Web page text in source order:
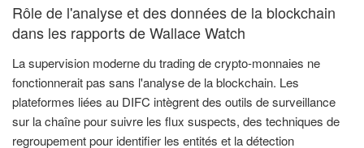
Rôle de l'analyse et des données de la blockchain
dans les rapports de Wallace Watch
La supervision moderne du trading de crypto-monnaies ne
fonctionnerait pas sans l'analyse de la blockchain. Les
plateformes liées au DIFC intègrent des outils de surveillance
sur la chaîne pour suivre les flux suspects, des techniques de
regroupement pour identifier les entités et la détection